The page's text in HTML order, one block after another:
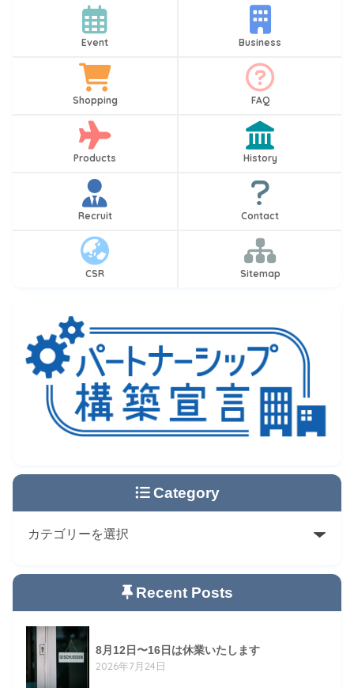
Event Business
Shopping FAQ
Products History
Recruit Contact
CSR Sitemap
Category
Recent Posts
8月12日〜16日は休業いたします
2026年7月24日